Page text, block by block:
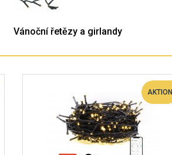
Vánoční řetězy a girlandy
AKTION